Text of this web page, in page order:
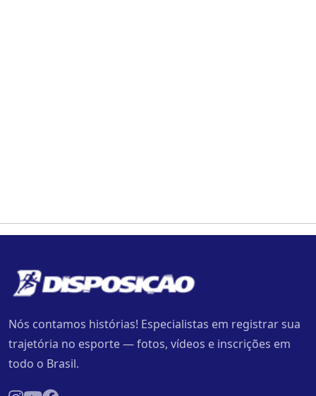
Nós contamos histórias! Especialistas em registrar sua
trajetória no esporte — fotos, vídeos e inscrições em
todo o Brasil.